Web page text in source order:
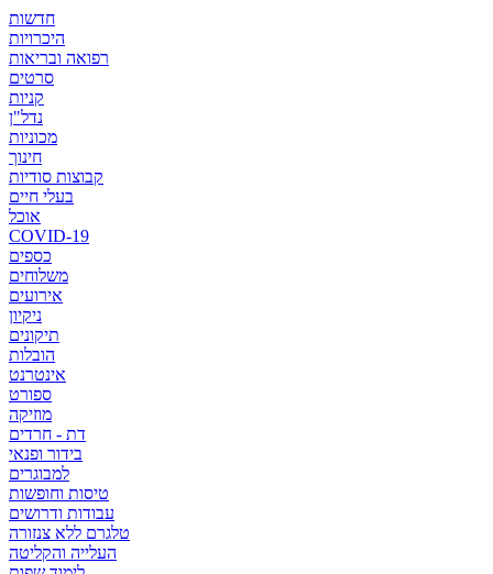
חדשות
היכרויות
רפואה ובריאות
סרטים
קניות
נדל"ן
מכוניות
חינוך
קבוצות סודיות
בעלי חיים
אוכל
COVID-19
כספים
משלוחים
אירועים
ניקיון
תיקונים
הובלות
אינטרנט
ספורט
מוזיקה
דת - חרדים
בידור ופנאי
למבוגרים
טיסות וחופשות
עבודות ודרושים
טלגרם ללא צנזורה
העלייה והקליטה